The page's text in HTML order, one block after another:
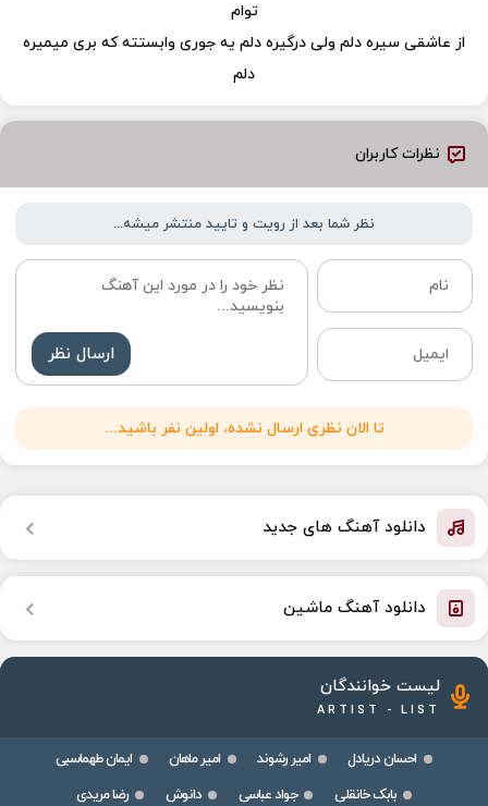
توام
از عاشقی سیره دلم ولی درگیره دلم یه جوری وابستته که بری میمیره
دلم
نظرات کاربران
نظر شما بعد از رویت و تایید منتشر میشه...
ارسال نظر
تا الان نظری ارسال نشده، اولین نفر باشید...
دانلود آهنگ های جدید
دانلود آهنگ ماشین
لیست خوانندگان
ARTIST - LIST
احسان دریادل امیر رشوند امیر ماهان
ایمان طهماسبی
بابک خانقلی
جواد عباسی دانوش
رضا مریدی